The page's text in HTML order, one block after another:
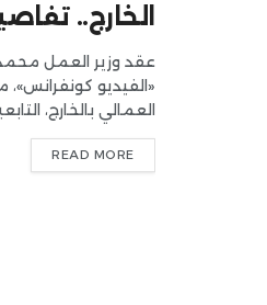
الخارج..
عقد وزير العمل محمد
«الفيديو
العمالي بالخارج،
READ MORE